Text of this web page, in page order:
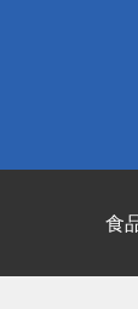
食